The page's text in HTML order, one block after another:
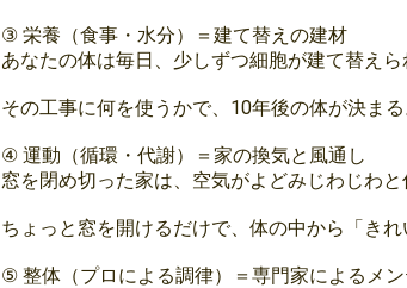
③ 栄養（食事・水分）＝建て替えの建材
あなたの体は毎日、少しずつ細胞が建て替えら
その工事に何を使うかで、10年後の体が決まる
④ 運動（循環・代謝）＝家の換気と風通し
窓を閉め切った家は、空気がよどみじわじわと
ちょっと窓を開けるだけで、体の中から「きれ
⑤ 整体（プロによる調律）＝専門家によるメ